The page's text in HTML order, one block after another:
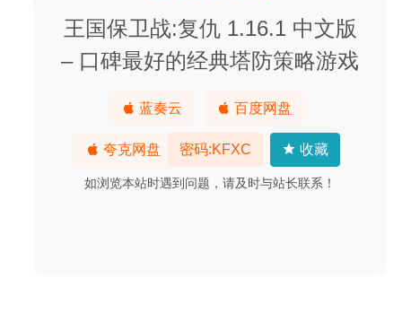
王国保卫战:复仇 1.16.1 中文版
– 口碑最好的经典塔防策略游戏
蓝奏云 百度网盘
夸克网盘 密码:KFXC 收藏
如浏览本站时遇到问题，请及时与站长联系！
Cisdem Video Converter 5.3.0 – 优秀的视频格式转换工具
2020-04-23
The Dwarves(矮人) 1.2.1 中文版 – 非常耐玩的RPG角色冒
2021-07-26
Dash 5.4 – 开发者必备API文档和代码片段管理器
2020-08-